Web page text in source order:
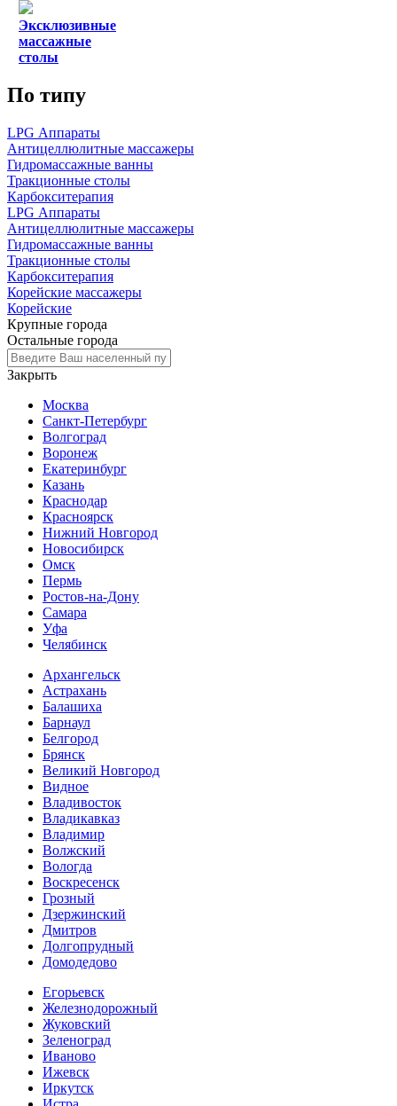
Эксклюзивные
массажные
столы
По типу
LPG Аппараты
Антицеллюлитные массажеры
Гидромассажные ванны
Тракционные столы
Карбокситерапия
LPG Аппараты
Антицеллюлитные массажеры
Гидромассажные ванны
Тракционные столы
Карбокситерапия
Корейские массажеры
Корейские
Крупные города
Остальные города
Закрыть
Москва
Санкт-Петербург
Волгоград
Воронеж
Екатеринбург
Казань
Краснодар
Красноярск
Нижний Новгород
Новосибирск
Омск
Пермь
Ростов-на-Дону
Самара
Уфа
Челябинск
Архангельск
Астрахань
Балашиха
Барнаул
Белгород
Брянск
Великий Новгород
Видное
Владивосток
Владикавказ
Владимир
Волжский
Вологда
Воскресенск
Грозный
Дзержинский
Дмитров
Долгопрудный
Домодедово
Егорьевск
Железнодорожный
Жуковский
Зеленоград
Иваново
Ижевск
Иркутск